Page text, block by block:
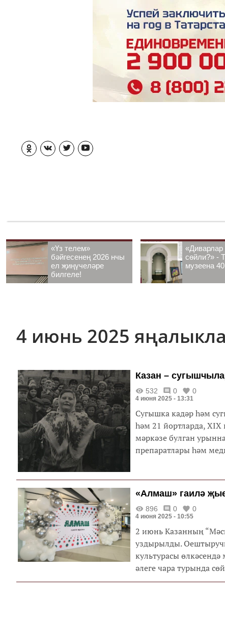
«Үз телем»
бәйгесенең 2026 нчы
ел җиңүчеләре
билгеле!
«Диварлар
сөйли?» -
музеена
4 июнь 2025
Казан –
532 0 0
4 июня 2025 - 13:31
Сугышка кадәр һәм
һәм 21 йортларда,
мәркәзе булган
препаратлары һәм
«Алмаш» гаилә
896 0 0
4 июня 2025 - 10:55
2 июнь Казанның
уздырылды.
культурасы
әлеге чара турында